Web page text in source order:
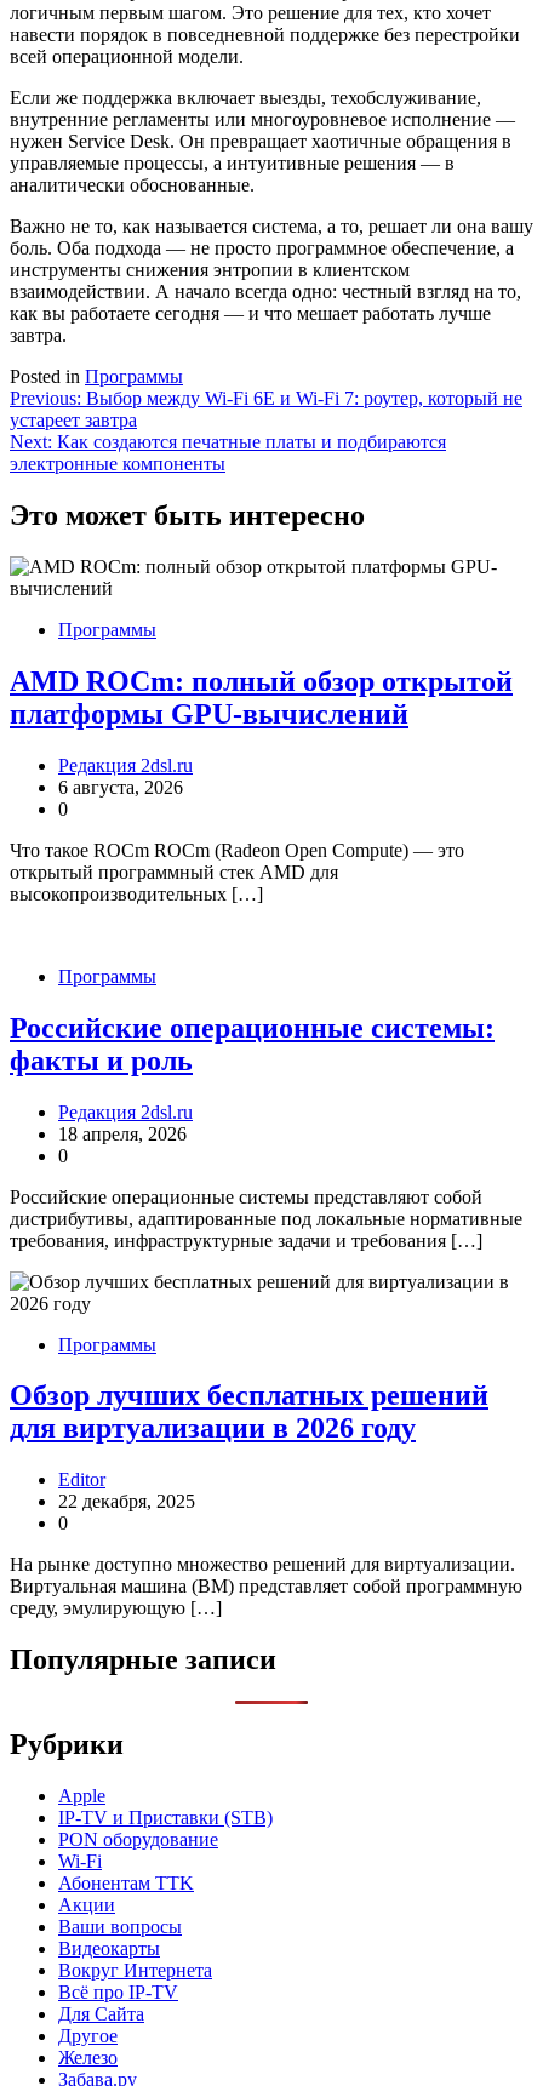
логичным первым шагом. Это решение для тех, кто хочет
навести порядок в повседневной поддержке без перестройки
всей операционной модели.
Если же поддержка включает выезды, техобслуживание,
внутренние регламенты или многоуровневое исполнение —
нужен Service Desk. Он превращает хаотичные обращения в
управляемые процессы, а интуитивные решения — в
аналитически обоснованные.
Важно не то, как называется система, а то, решает ли она вашу
боль. Оба подхода — не просто программное обеспечение, а
инструменты снижения энтропии в клиентском
взаимодействии. А начало всегда одно: честный взгляд на то,
как вы работаете сегодня — и что мешает работать лучше
завтра.
Posted in Программы
Навигация
по
записям
Previous: Выбор между Wi-Fi 6E и Wi-Fi 7: роутер, который не
устареет завтра
Next: Как создаются печатные платы и подбираются
электронные компоненты
Это может быть интересно
Программы
AMD ROCm: полный обзор открытой
платформы GPU-вычислений
Редакция 2dsl.ru
6 августа, 2026
0
Что такое ROCm ROCm (Radeon Open Compute) — это
открытый программный стек AMD для
высокопроизводительных […]
Программы
Российские операционные системы:
факты и роль
Редакция 2dsl.ru
18 апреля, 2026
0
Российские операционные системы представляют собой
дистрибутивы, адаптированные под локальные нормативные
требования, инфраструктурные задачи и требования […]
Программы
Обзор лучших бесплатных решений
для виртуализации в 2026 году
Editor
22 декабря, 2025
0
На рынке доступно множество решений для виртуализации.
Виртуальная машина (ВМ) представляет собой программную
среду, эмулирующую […]
Популярные записи
Рубрики
Apple
IP-TV и Приставки (STB)
PON оборудование
Wi-Fi
Абонентам TTK
Акции
Ваши вопросы
Видеокарты
Вокруг Интернета
Всё про IP-TV
Для Сайта
Другое
Железо
Забава.ру